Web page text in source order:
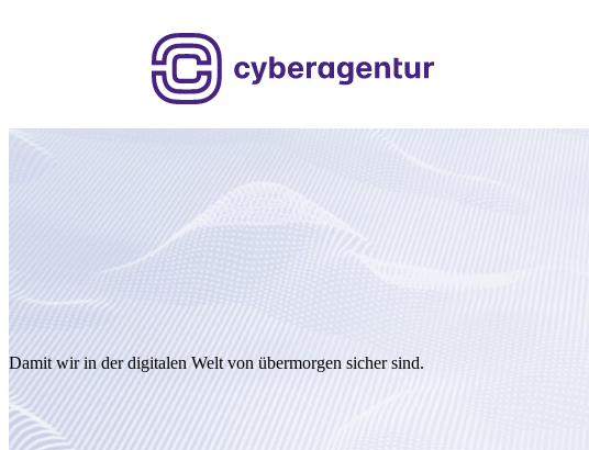
Damit wir in der digitalen Welt von übermorgen sicher sind.